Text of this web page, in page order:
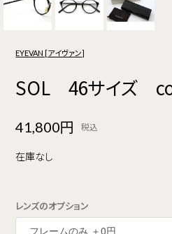
EYEVAN [アイヴァン]
SOL 46サイズ
41,800円 税込
在庫なし
レンズのオプション